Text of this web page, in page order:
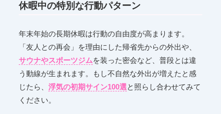
休暇中の特別な行動パターン
年末年始の長期休暇は行動の自由度が高まります。
「友人との再会」を理由にした帰省先からの外出や、
サウナやスポーツジムを装った密会など、普段とは違
う動線が生まれます。もし不自然な外出が増えたと感
じたら、 浮気の初期サイン100選と照らし合わせてみて
ください。